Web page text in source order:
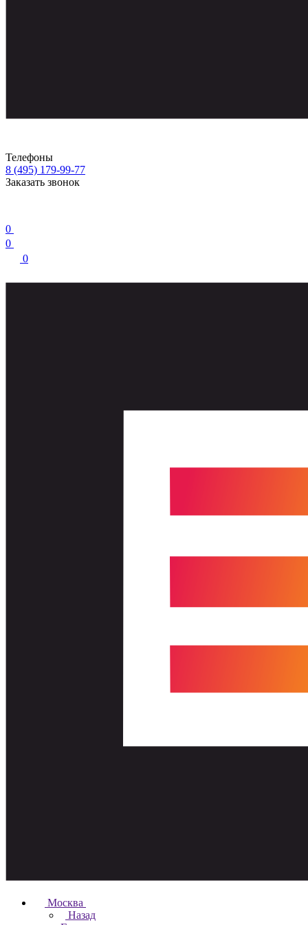
Телефоны
8 (495) 179-99-77
Заказать звонок
0
0
0
Москва
Назад